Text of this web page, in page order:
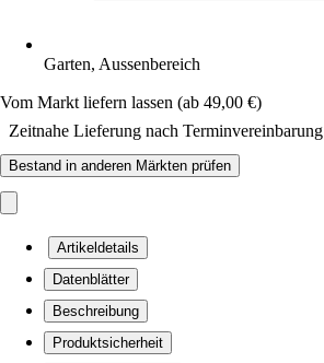
Garten, Aussenbereich
Vom Markt liefern lassen (ab 49,00 €)
Zeitnahe Lieferung nach Terminvereinbarung
Bestand in anderen Märkten prüfen
Artikeldetails
Datenblätter
Beschreibung
Produktsicherheit